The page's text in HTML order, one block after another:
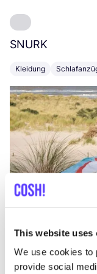
This website uses
We use cookies to
provide social
SNURK
Kleidung